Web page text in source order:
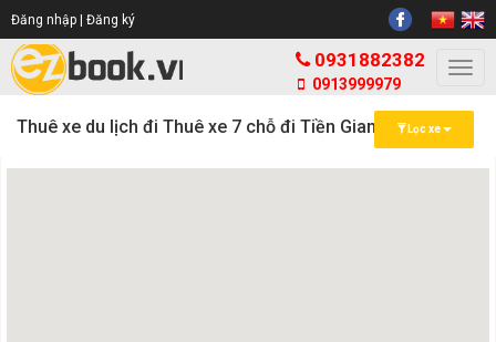
Đăng nhập | Đăng ký
0931882382
0913999979
Thuê xe du lịch đi Thuê xe 7 chỗ đi Tiền Giang Lọc xe